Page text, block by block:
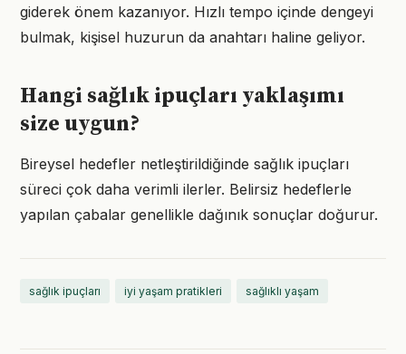
giderek önem kazanıyor. Hızlı tempo içinde dengeyi
bulmak, kişisel huzurun da anahtarı haline geliyor.
Hangi sağlık ipuçları yaklaşımı
size uygun?
Bireysel hedefler netleştirildiğinde sağlık ipuçları
süreci çok daha verimli ilerler. Belirsiz hedeflerle
yapılan çabalar genellikle dağınık sonuçlar doğurur.
sağlık ipuçları iyi yaşam pratikleri sağlıklı yaşam